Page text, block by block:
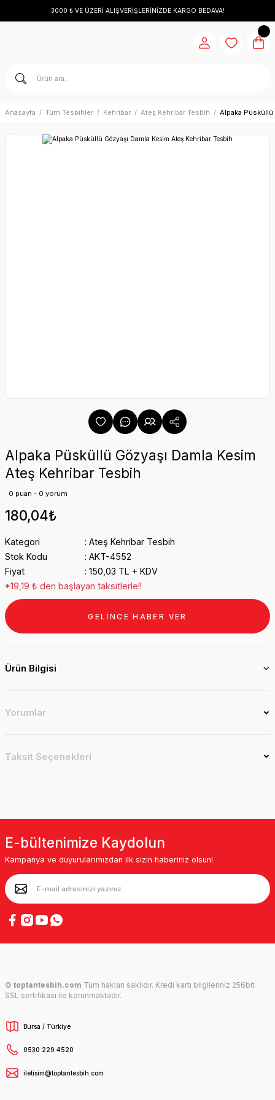
3000 ₺ VE ÜZERİ ALIŞVERİŞLERİNİZDE KARGO BEDAVA!
Anasayfa Tüm Tesbihler Kehribar Ateş Kehribar Tesbih Alpaka Püsküllü
Alpaka Püsküllü Gözyaşı Damla Kesim
Ateş Kehribar Tesbih
0 puan - 0 yorum
180,04₺
Kategori
Ateş Kehribar Tesbih
Stok Kodu
AKT-4552
Fiyat
150,03 TL + KDV
*19,19 ₺ den başlayan taksitlerle!!
GELİNCE HABER VER
Ürün Bilgisi
Yorumlar
Taksit Seçenekleri
E-bültenimize Kaydolun
Kampanya ve duyurularımızdan ilk sizin haberiniz olsun!
© toptantesbih.com Tüm hakları saklıdır. Kredi kartı bilgileriniz 256bit
SSL sertifikası ile korunmaktadır.
Bursa / Türkiye
0530 229 4520
iletisim@toptantesbih.com